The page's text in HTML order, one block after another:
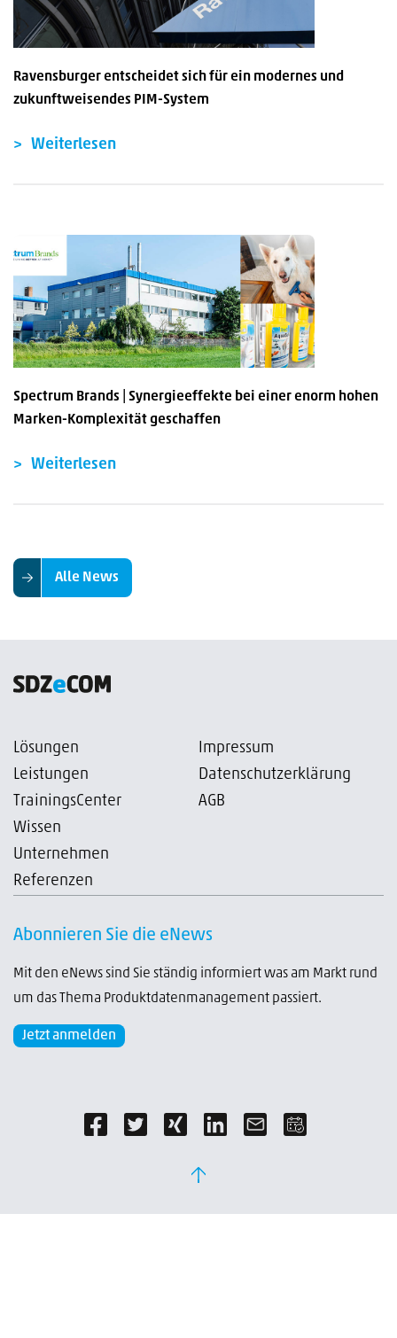
Ravensburger entscheidet sich für ein modernes und
zukunftweisendes PIM-System
Weiterlesen
Spectrum Brands | Synergieeffekte bei einer enorm hohen
Marken-Komplexität geschaffen
Weiterlesen
Alle News
Lösungen
Leistungen
TrainingsCenter
Wissen
Unternehmen
Referenzen
Impressum
Datenschutzerklärung
AGB
Abonnieren Sie die eNews
Mit den eNews sind Sie ständig informiert was am Markt rund
um das Thema Produktdatenmanagement passiert.
Jetzt anmelden